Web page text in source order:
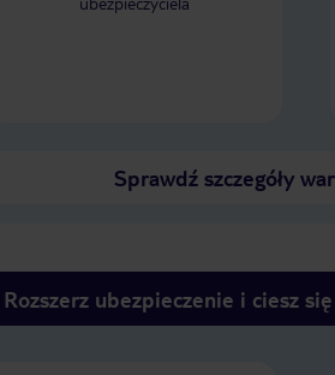
Sprawdź szczegóły
Rozszerz ubezpieczenie i ciesz